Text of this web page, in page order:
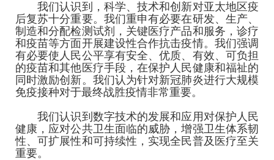
我们认识到，科学、技术和创新对亚太地区疫
后复苏十分重要。我们重申有必要在研发、生产、
制造和分配检测试剂，关键医疗产品和服务，诊疗
和疫苗等方面开展建设性合作抗击疫情。我们强调
有必要使人民公平享有安全、优质、有效、可负担
的疫苗和其他医疗手段，在保护人民健康和福祉的
同时激励创新。我们认为针对新冠肺炎进行大规模
免疫接种对于最终战胜疫情非常重要。
我们认识到数字技术的发展和应用对保护人民
健康，应对公共卫生面临的威胁，增强卫生体系韧
性、可扩展性和可持续性，实现全民普及医疗至关
重要。